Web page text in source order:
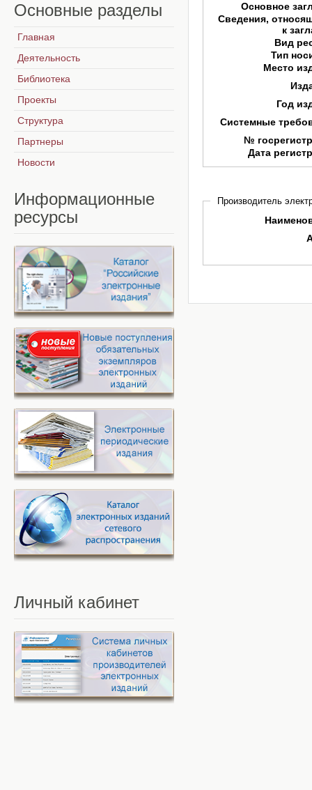
Основное
Сведения,
к
Вид
Тип
Место
Год
Системные
№
Дата
Производитель
Основные разделы
Главная
Деятельность
Библиотека
Проекты
Структура
Партнеры
Новости
Информационные
ресурсы
Личный кабинет